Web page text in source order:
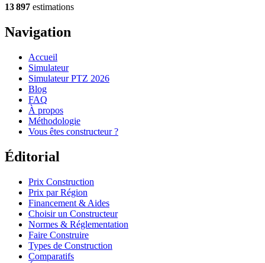
13 897 estimations
Navigation
Accueil
Simulateur
Simulateur PTZ 2026
Blog
FAQ
À propos
Méthodologie
Vous êtes constructeur ?
Éditorial
Prix Construction
Prix par Région
Financement & Aides
Choisir un Constructeur
Normes & Réglementation
Faire Construire
Types de Construction
Comparatifs